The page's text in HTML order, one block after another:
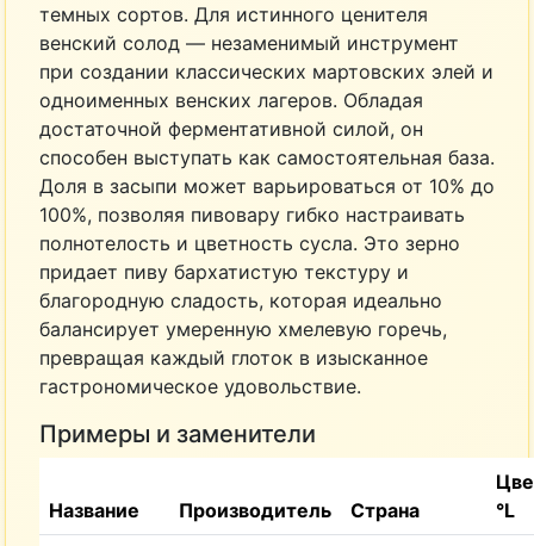
темных сортов. Для истинного ценителя
венский солод — незаменимый инструмент
при создании классических мартовских элей и
одноименных венских лагеров. Обладая
достаточной ферментативной силой, он
способен выступать как самостоятельная база.
Доля в засыпи может варьироваться от 10% до
100%, позволяя пивовару гибко настраивать
полнотелость и цветность сусла. Это зерно
придает пиву бархатистую текстуру и
благородную сладость, которая идеально
балансирует умеренную хмелевую горечь,
превращая каждый глоток в изысканное
гастрономическое удовольствие.
Примеры и заменители
Название Производитель Страна
°L